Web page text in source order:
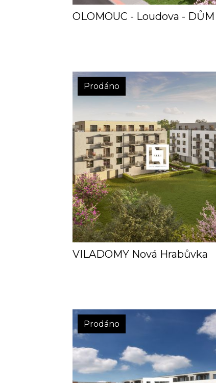
OLOMOUC - Loudova -
Prodáno
VILADOMY Nová Hrabůvka
Prodáno